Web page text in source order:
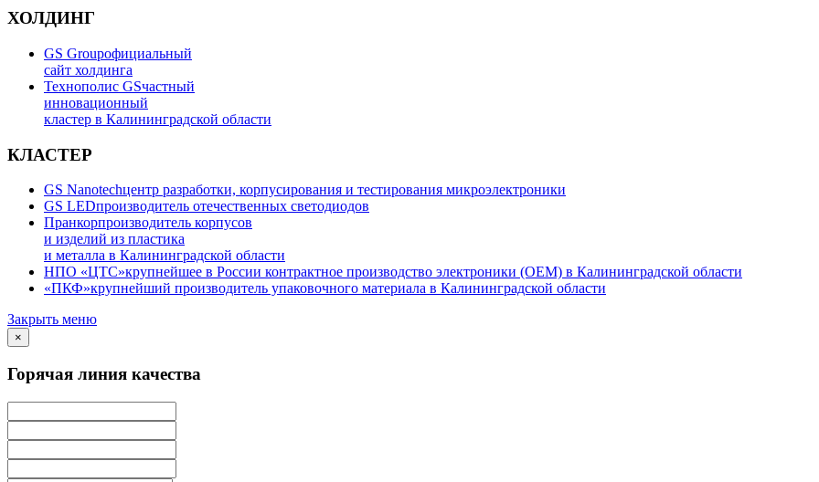
ХОЛДИНГ
GS Groupофициальный
сайт холдинга
Технополис GSчастный
инновационный
кластер в Калининградской области
КЛАСТЕР
GS Nanotechцентр разработки, корпусирования и тестирования микроэлектроники
GS LEDпроизводитель отечественных светодиодов
Пранкорпроизводитель корпусов
и изделий из пластика
и металла в Калининградской области
НПО «ЦТС»крупнейшее в России контрактное производство электроники (OEM) в Калининградской области
«ПКФ»крупнейший производитель упаковочного материала в Калининградской области
Закрыть меню
×
Горячая линия качества